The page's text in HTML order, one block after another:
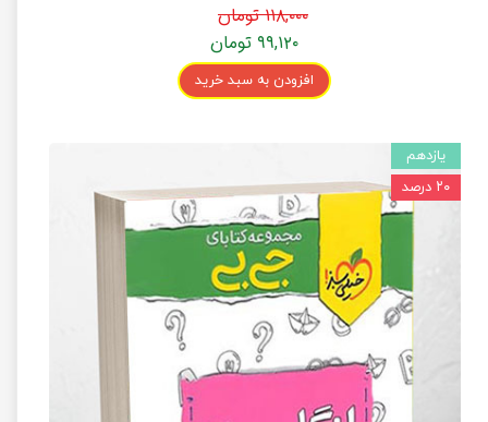
۱۱۸,۰۰۰ تومان
۹۹,۱۲۰ تومان
افزودن به سبد خرید
یازدهم
۲۰ درصد